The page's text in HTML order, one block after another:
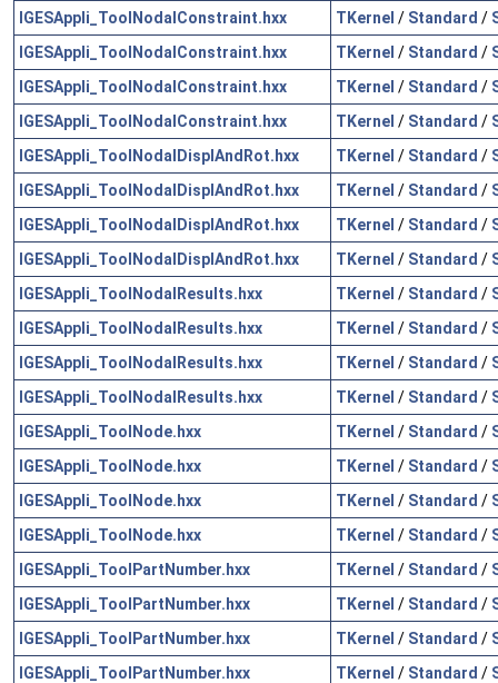
IGESAppli_ToolNodalConstraint.hxx
TKernel / Standard /
IGESAppli_ToolNodalConstraint.hxx
TKernel / Standard /
IGESAppli_ToolNodalConstraint.hxx
TKernel / Standard /
IGESAppli_ToolNodalConstraint.hxx
TKernel / Standard /
IGESAppli_ToolNodalDisplAndRot.hxx
TKernel / Standard /
IGESAppli_ToolNodalDisplAndRot.hxx
TKernel / Standard /
IGESAppli_ToolNodalDisplAndRot.hxx
TKernel / Standard /
IGESAppli_ToolNodalDisplAndRot.hxx
TKernel / Standard /
IGESAppli_ToolNodalResults.hxx
TKernel / Standard /
IGESAppli_ToolNodalResults.hxx
TKernel / Standard /
IGESAppli_ToolNodalResults.hxx
TKernel / Standard /
IGESAppli_ToolNodalResults.hxx
TKernel / Standard /
IGESAppli_ToolNode.hxx
TKernel / Standard /
IGESAppli_ToolNode.hxx
TKernel / Standard /
IGESAppli_ToolNode.hxx
TKernel / Standard /
IGESAppli_ToolNode.hxx
TKernel / Standard /
IGESAppli_ToolPartNumber.hxx
TKernel / Standard /
IGESAppli_ToolPartNumber.hxx
TKernel / Standard /
IGESAppli_ToolPartNumber.hxx
TKernel / Standard /
IGESAppli_ToolPartNumber.hxx
TKernel / Standard /